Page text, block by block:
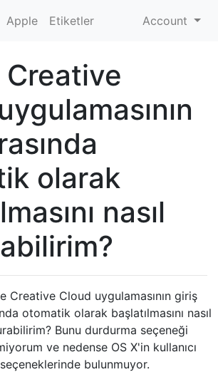
Apple Etiketler Account
olarak
nasıl
Creative Cloud uygulamasının giriş
otomatik olarak başlatılmasını nasıl
Bunu durdurma seçeneği
ve nedense OS X'in kullanıcı
bulunmuyor.